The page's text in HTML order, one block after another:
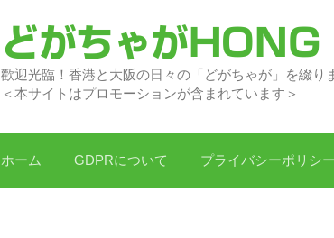
どがちゃが
歡迎光臨！香港と大阪の日々の「ど
＜本サイトはプロモーションが含まれています＞
ホーム GDPRについて プライバシーポリシー